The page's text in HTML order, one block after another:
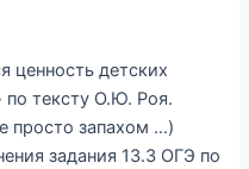
ценность детских
по тексту О.Ю. Роя.
просто запахом …)
задания 13.3 ОГЭ по